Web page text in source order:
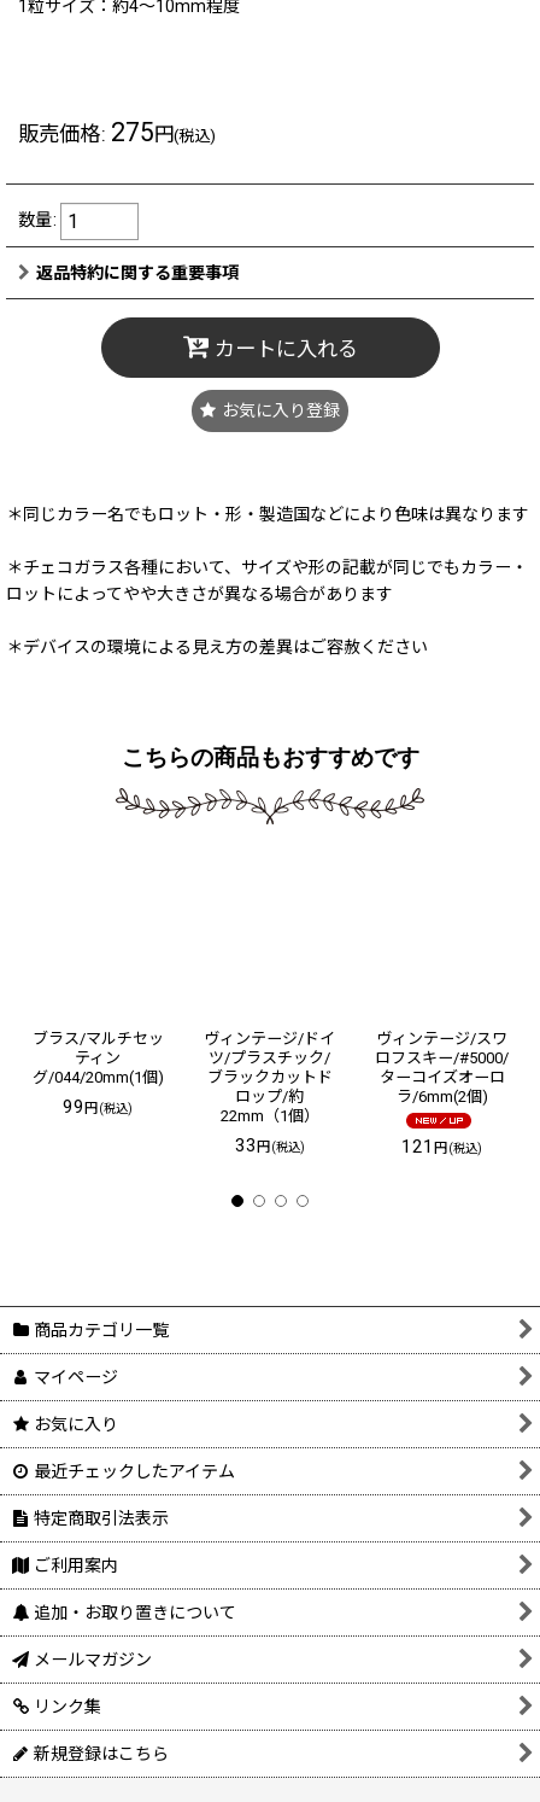
1粒サイズ：約4〜10mm程度
販売価格: 275円(税込)
数量:
返品特約に関する重要事項
カートに入れる
お気に入り登録
＊同じカラー名でもロット・形・製造国などにより色味は異なります
＊チェコガラス各種において、サイズや形の記載が同じでもカラー・
ロットによってやや大きさが異なる場合があります
＊デバイスの環境による見え方の差異はご容赦ください
こちらの商品もおすすめです
ブラス/マルチセッ
ティン
グ/044/20mm(1個)
99円(税込)
ヴィンテージ/ドイ
ツ/プラスチック/
ブラックカットド
ロップ/約
22mm（1個）
33円(税込)
ヴィンテージ/スワ
ロフスキー/#5000/
ターコイズオーロ
ラ/6mm(2個)
121円(税込)
商品カテゴリ一覧
マイページ
お気に入り
最近チェックしたアイテム
特定商取引法表示
ご利用案内
追加・お取り置きについて
メールマガジン
リンク集
新規登録はこちら